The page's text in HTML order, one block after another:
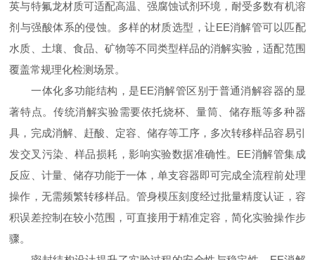
英与特氟龙材质可适配高温、强腐蚀试剂环境，耐受多数有机溶
剂与强酸体系的侵蚀。多样的材质选型，让EE消解管可以匹配
水质、土壤、食品、矿物等不同类型样品的消解实验，适配范围
覆盖常规理化检测场景。
一体化多功能结构，是EE消解管区别于普通消解容器的显
著特点。传统消解实验需要依托烧杯、量筒、储存瓶等多种器
具，完成消解、赶酸、定容、储存等工序，多次转移样品容易引
发交叉污染、样品损耗，影响实验数据准确性。EE消解管集成
反应、计量、储存功能于一体，单支容器即可完成全流程前处理
操作，无需频繁转移样品。管身模压刻度经过批量精度认证，容
积误差控制在较小范围，可直接用于精准定容，简化实验操作步
骤。